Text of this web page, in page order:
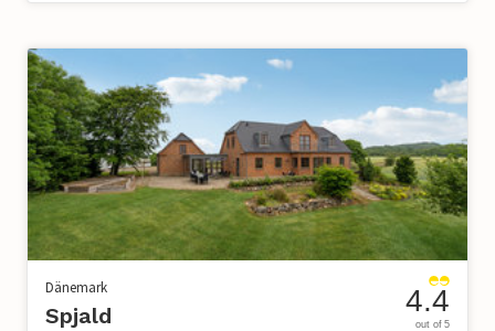
Dänemark
Spjald 4.4
out of 5